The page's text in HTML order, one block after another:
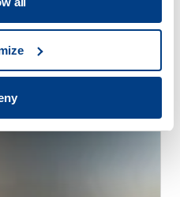
à étendre son
sa productivité